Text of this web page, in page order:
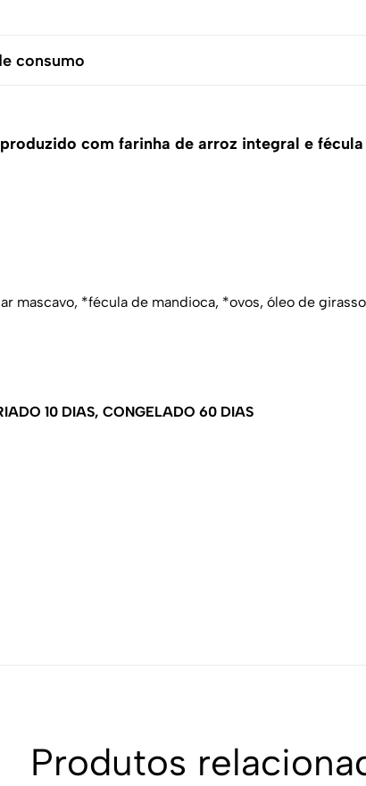
consumo
com farinha de arroz integral e
mascavo, *fécula de mandioca, *ovos, óleo de
10 DIAS, CONGELADO 60 DIAS
Produtos